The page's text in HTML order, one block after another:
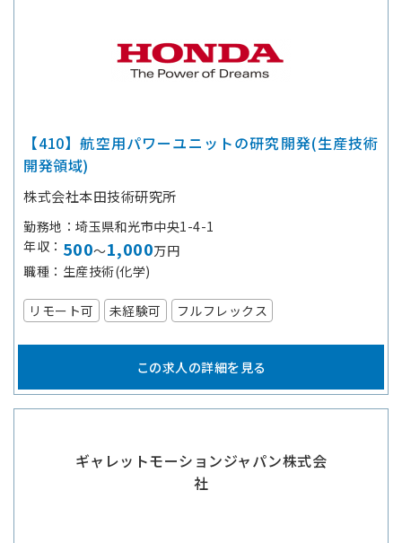
【410】航空用パワーユニットの研究開発(生産技術
開発領域)
株式会社本田技術研究所
勤務地
埼玉県和光市中央1-4-1
年収
500～1,000万円
職種
生産技術(化学)
リモート可 未経験可 フルフレックス
この求人の詳細を見る
ギャレットモーションジャパン株式会
社